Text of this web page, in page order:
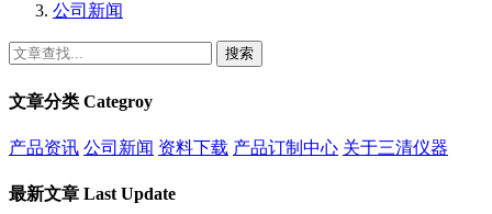
公司新闻
搜索
文章分类 Categroy
产品资讯 公司新闻 资料下载 产品订制中心 关于三清仪器
最新文章 Last Update